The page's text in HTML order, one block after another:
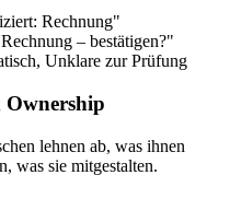
Rechnung"
– bestätigen?"
Unklare zur Prüfung
lehnen ab, was ihnen
was sie mitgestalten.